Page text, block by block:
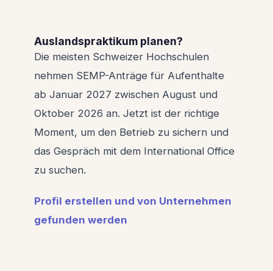
Auslandspraktikum planen?
Die meisten Schweizer Hochschulen
nehmen SEMP-Anträge für Aufenthalte
ab Januar 2027 zwischen August und
Oktober 2026 an. Jetzt ist der richtige
Moment, um den Betrieb zu sichern und
das Gespräch mit dem International Office
zu suchen.
Profil erstellen und von Unternehmen
gefunden werden